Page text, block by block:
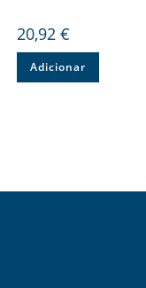
20,92 €
Adicionar